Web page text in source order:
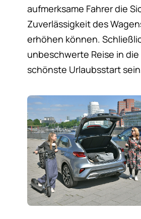
aufmerksame Fahrer die
Zuverlässigkeit des
erhöhen können.
unbeschwerte Reise in die
schönste Urlaubsstart